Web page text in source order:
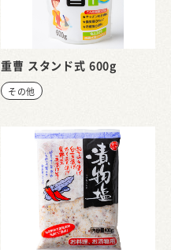
重曹 スタンド式 600g
その他